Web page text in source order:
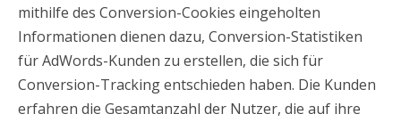
mithilfe des Conversion-Cookies eingeholten
Informationen dienen dazu, Conversion-Statistiken
für AdWords-Kunden zu erstellen, die sich für
Conversion-Tracking entschieden haben. Die Kunden
erfahren die Gesamtanzahl der Nutzer, die auf ihre